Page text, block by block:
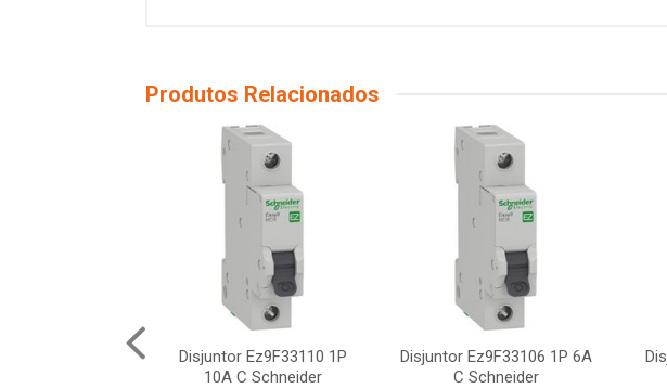
Produtos Relacionados
Disjuntor Ez9F33110 1P
10A C Schneider
Disjuntor Ez9F33106 1P 6A
C Schneider